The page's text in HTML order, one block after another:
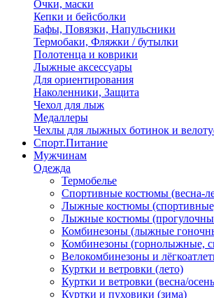
Очки, маски
Кепки и бейсболки
Бафы, Повязки, Напульсники
Термобаки, Фляжки / бутылки
Полотенца и коврики
Лыжные аксессуары
Для ориентирования
Наколенники, Защита
Чехол для лыж
Медаллеры
Чехлы для лыжных ботинок и
Спорт.Питание
Мужчинам
Одежда
Термобелье
Спортивные костюмы (весна-
Лыжные костюмы
Лыжные костюмы
Комбинезоны (лыжные
Комбинезоны (горнолыжные,
Велокомбинезоны и
Куртки и ветровки (лето)
Куртки и ветровки (весна/
Куртки и пуховики (зима)